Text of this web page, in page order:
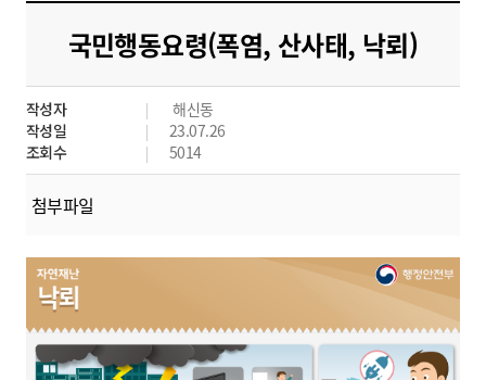
도
시
군
산
국민행동요령(폭염, 산사태, 낙뢰)
작성자
해신동
작성일
23.07.26
조회수
5014
첨부파일